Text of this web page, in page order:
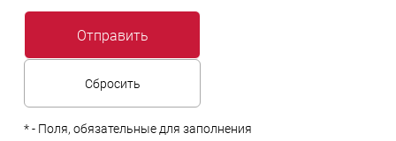
*- Поля, обязательные для заполнения